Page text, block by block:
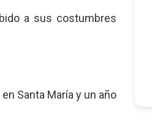
a sus costumbres
Santa María y un año